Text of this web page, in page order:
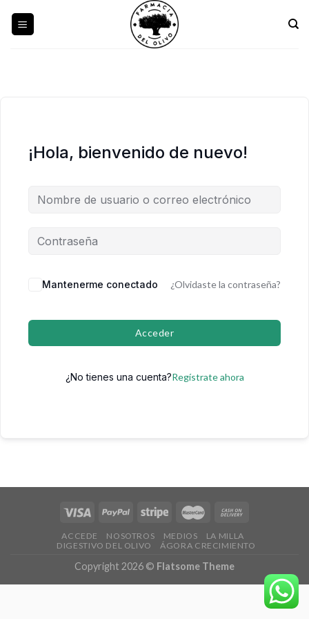
¡Hola, bienvenido de nuevo!
Mantenerme conectado ¿Olvidaste la contraseña?
Acceder
¿No tienes una cuenta?Regístrate ahora
ACCEDE NOSOTROS MEDIOS
LA MILLA
DIGESTIVO DEL OLIVO
ÁGORA CRECIMIENTO
Copyright 2026 © Flatsome Theme